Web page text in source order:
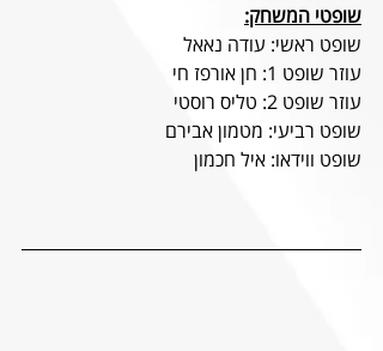
שופטי המשחק:
שופט ראשי: עודה נאאל
עוזר שופט 1: חן אורפז חי
עוזר שופט 2: טליס רוסטי
שופט רביעי: מטמון אבירם
שופט ווידאו: איל חכמון